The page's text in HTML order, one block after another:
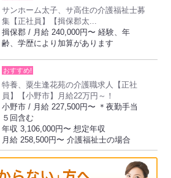
サンホーム太子、サ高住の介護福祉士募
集【正社員】【揖保郡太...
揖保郡 / 月給 240,000円〜 経験、年
齢、学歴により加算があります
おすすめ!
特養、粟生逢花苑の介護職求人【正社
員】【小野市】月給22万円～！
小野市 / 月給 227,500円〜 ＊夜勤手当
５回含む
年収 3,106,000円〜 想定年収
月給 258,500円〜 介護福祉士の場合